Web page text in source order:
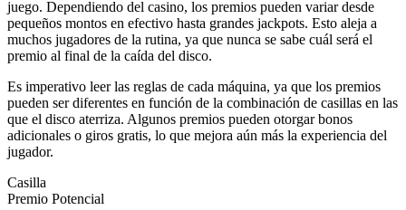
juego. Dependiendo del casino, los premios pueden variar desde
pequeños montos en efectivo hasta grandes jackpots. Esto aleja a
muchos jugadores de la rutina, ya que nunca se sabe cuál será el
premio al final de la caída del disco.
Es imperativo leer las reglas de cada máquina, ya que los premios
pueden ser diferentes en función de la combinación de casillas en las
que el disco aterriza. Algunos premios pueden otorgar bonos
adicionales o giros gratis, lo que mejora aún más la experiencia del
jugador.
Casilla
Premio Potencial